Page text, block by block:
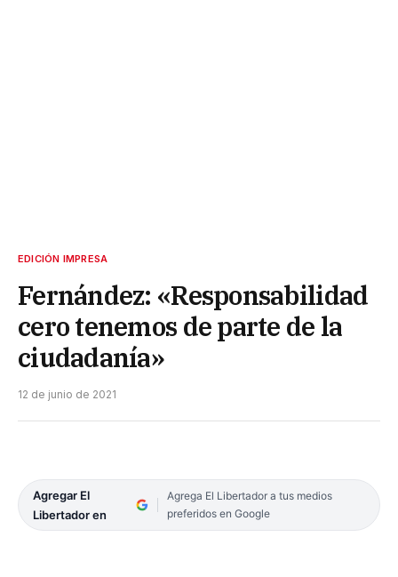
EDICIÓN IMPRESA
Fernández: «Responsabilidad
cero tenemos de parte de la
ciudadanía»
12 de junio de 2021
Agregar El
Libertador en
Agrega El Libertador a tus medios
preferidos en Google